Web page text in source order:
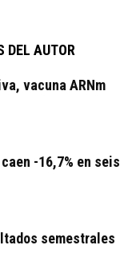
DEL AUTOR
vacuna ARNm
-16,7% en seis
semestrales